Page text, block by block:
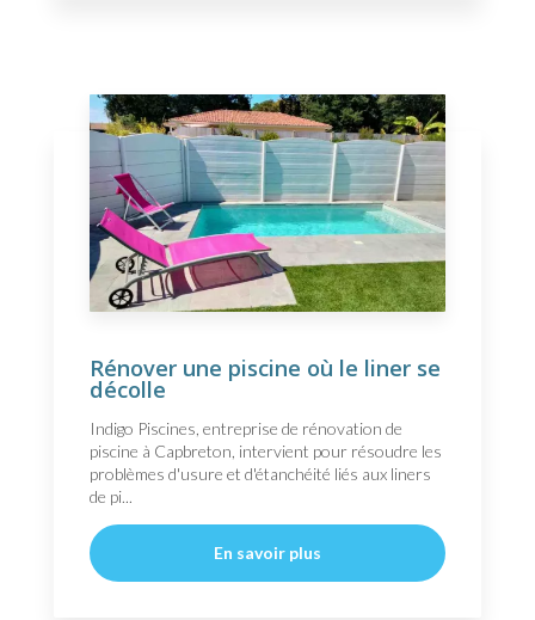
Rénover une piscine où le liner se
décolle
Indigo Piscines, entreprise de rénovation de
piscine à Capbreton, intervient pour résoudre les
problèmes d'usure et d'étanchéité liés aux liners
de pi...
En savoir plus